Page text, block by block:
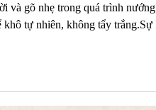
và gõ nhẹ trong quá trình
tự nhiên, không tẩy